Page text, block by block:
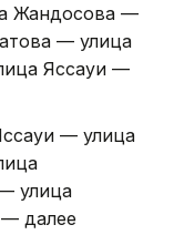
Жандосова —
— улица
Яссауи —
— улица
улица
далее